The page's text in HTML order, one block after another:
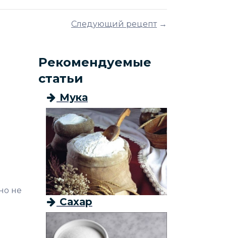
Следующий рецепт→
не
Рекомендуемые
статьи
Мука
Сахар